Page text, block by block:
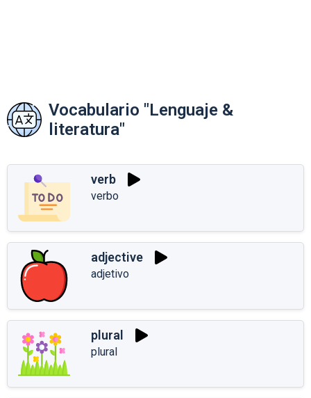
Vocabulario "Lenguaje &
literatura"
verb
verbo
adjective
adjetivo
plural
plural